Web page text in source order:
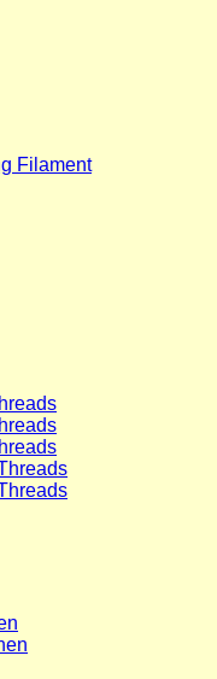
Filament